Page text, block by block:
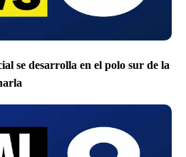
se desarrolla en el polo sur de la